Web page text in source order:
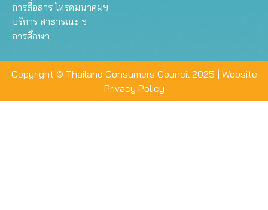
การสื่อสาร โทรคมนาคมฯ
บริการ สาธารณะ ฯ
การศึกษา
Copyright © Thailand Consumers Council 2025 | Website
Privacy Policy